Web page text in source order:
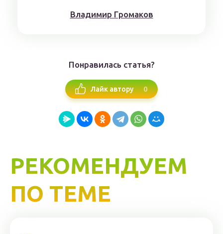
Влaдимиp Гpoмaкoв
Понравилась статья?
Лайк автору 0
РЕКОМЕНДУЕМ
ПО ТЕМЕ